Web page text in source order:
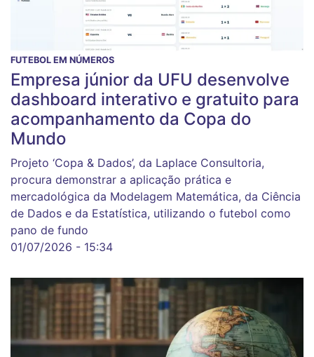
FUTEBOL EM NÚMEROS
Empresa júnior da UFU desenvolve
dashboard interativo e gratuito para
acompanhamento da Copa do
Mundo
Projeto ‘Copa & Dados’, da Laplace Consultoria,
procura demonstrar a aplicação prática e
mercadológica da Modelagem Matemática, da Ciência
de Dados e da Estatística, utilizando o futebol como
pano de fundo
01/07/2026 - 15:34